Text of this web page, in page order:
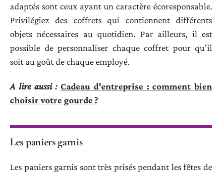
adaptés sont ceux ayant un caractère écoresponsable.
Privilégiez des coffrets qui contiennent différents
objets nécessaires au quotidien. Par ailleurs, il est
possible de personnaliser chaque coffret pour qu’il
soit au goût de chaque employé.
A lire aussi : Cadeau d'entreprise : comment bien
choisir votre gourde ?
Les paniers garnis
Les paniers garnis sont très prisés pendant les fêtes de